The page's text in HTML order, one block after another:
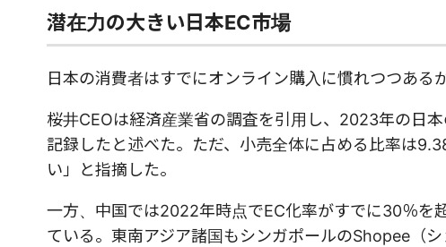
潜在力の大きい日本EC市場
日本の消費者はすでにオンライン購入に慣れつつある
桜井CEOは経済産業省の調査を引用し、2023年の日
記録したと述べた。ただ、小売全体に占める比率は
い」と指摘した。
一方、中国では2022年時点でEC化率がすでに30％を
ている。東南アジア諸国もシンガポールのShopee（